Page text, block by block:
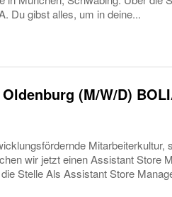
Du gibst alles, um in deine...
(M/W/D)
Mitarbeiterkultur,
wir jetzt einen Assistant Store
Stelle Als Assistant Store